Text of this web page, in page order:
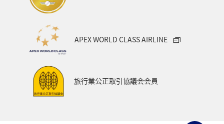
APEX WORLD CLASS AIRLINE
旅行業公正取引協議会会員